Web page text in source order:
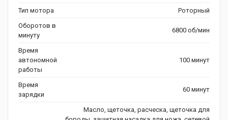
Тип мотора
Роторный
Оборотов в
минуту
6800 об/мин
Время
автономной
работы
100 минут
Время
зарядки
60 минут
Масло, щеточка, расческа, щеточка для